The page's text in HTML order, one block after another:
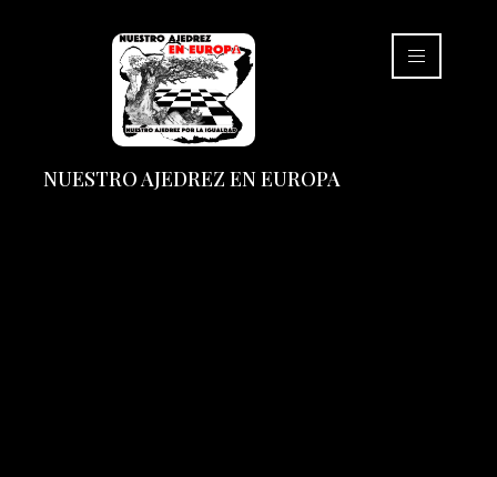
NUESTRO AJEDREZ EN EUROPA